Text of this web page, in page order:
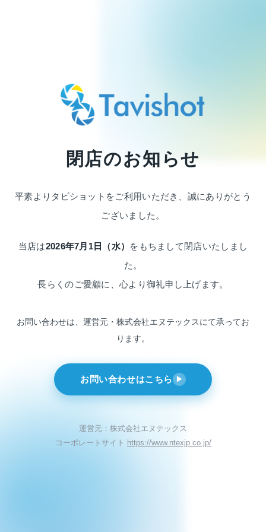
閉店のお知らせ
平素よりタビショットをご利用いただき、 誠にありがとう
ございました。
当店は2026年7月1日（水） をもちまして閉店いたしまし
た。
長らくのご愛顧に、心より御礼申し上げます。
お問い合わせは、運営元・株式会社エヌテックスにて承ってお
ります。
お問い合わせはこちら ▶
運営元：株式会社エヌテックス
コーポレートサイト https://www.ntexjp.co.jp/